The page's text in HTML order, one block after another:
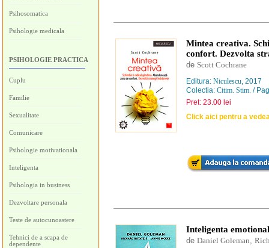
Psihosomatica
Psihologie medicala
PSIHOLOGIE PRACTICA
Cuplu
Familie
Sexualitate
Comunicare
Psihologie motivationala
Inteligenta
Psihologia in business
Dezvoltare personala
Teste de autocunoastere
Tehnici de a scapa de
dependente
Mintea creativa.
confort. Dezvolta
de Scott Cochrane
Editura: Niculescu, 2017
Colectia: Citim. Stim. /
Pret: 23.00 lei
Click aici pentru a
Inteligenta
de Daniel Goleman,